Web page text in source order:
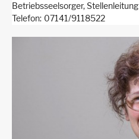
Betriebsseelsorger, Stellenleitung
Telefon 07141/9118522